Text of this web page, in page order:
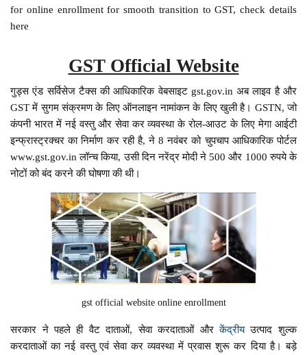
for online enrollment for smooth transition to GST, check details
here
GST Official Website
गुड्स एंड सर्विसेज टैक्स की आधिकारिक वेबसाइट gst.gov.in अब लाइव है और
GST में सुगम संक्रमण के लिए ऑनलाइन नामांकन के लिए खुली है। GSTN, जो
कंपनी भारत में नई वस्तु और सेवा कर व्यवस्था के रोल-आउट के लिए मेगा आईटी
इन्फ्रास्ट्रक्चर का निर्माण कर रही है, ने 8 नवंबर को चुपचाप आधिकारिक पोर्टल
www.gst.gov.in लॉन्च किया, उसी दिन नरेंद्र मोदी ने 500 और 1000 रुपये के
नोटों को बंद करने की घोषणा की थी।
gst official website online enrollment
सरकार ने पहले ही वैट दाताओं, सेवा करदाताओं औरकेंद्रीयउत्पाद शुल्क
करदाताओं का नई वस्तु एवं सेवा कर व्यवस्था में प्रवास शुरू कर दिया है। बड़े